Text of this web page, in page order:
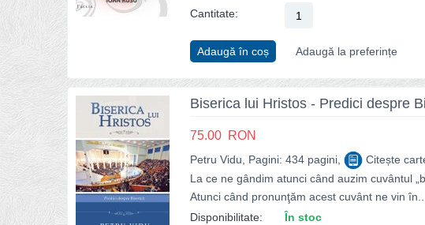
Cantitate:
Adaugă în coș Adaugă la preferințe
Biserica lui Hristos - Predici despre
75.00 RON
Petru Vidu, Pagini: 434 pagini,
Citește
La ce ne gândim atunci când auzim cuvântul
Atunci când pronunţăm acest cuvânt ne vin
Disponibilitate:
În stoc